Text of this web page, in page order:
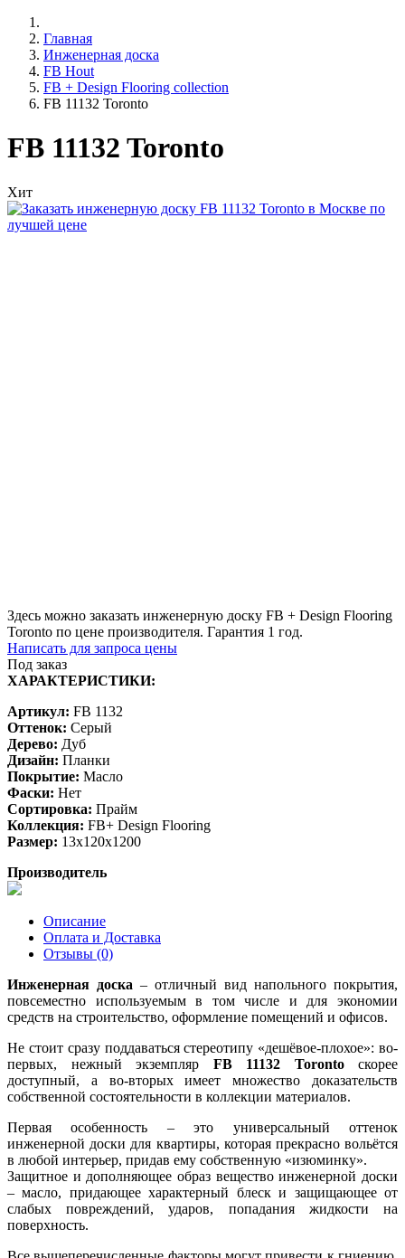
Главная
Инженерная доска
FB Hout
FB + Design Flooring collection
FB 11132 Toronto
FB 11132 Toronto
Хит
Здесь можно заказать инженерную доску FB + Design Flooring
Toronto по цене производителя. Гарантия 1 год.
Написать для запроса цены
Под заказ
ХАРАКТЕРИСТИКИ:
Артикул: FB 1132
Оттенок: Серый
Дерево: Дуб
Дизайн: Планки
Покрытие: Масло
Фаски: Нет
Сортировка: Прайм
Коллекция: FB+ Design Flooring
Размер: 13x120x1200
Производитель
Описание
Оплата и Доставка
Отзывы (0)
Инженерная доска – отличный вид напольного покрытия,
повсеместно используемым в том числе и для экономии
средств на строительство, оформление помещений и офисов.
Не стоит сразу поддаваться стереотипу «дешёвое-плохое»: во-
первых, нежный экземпляр FB 11132 Torontoскорее
доступный, а во-вторых имеет множество доказательств
собственной состоятельности в коллекции материалов.
Первая особенность – это универсальный оттенок
инженерной доски для квартиры, которая прекрасно вольётся
в любой интерьер, придав ему собственную «изюминку».
Защитное и дополняющее образ вещество инженерной доски
– масло, придающее характерный блеск и защищающее от
слабых повреждений, ударов, попадания жидкости на
поверхность.